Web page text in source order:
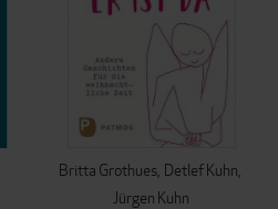
Britta Grothues Detlef Kuhn
Jürgen Kuhn